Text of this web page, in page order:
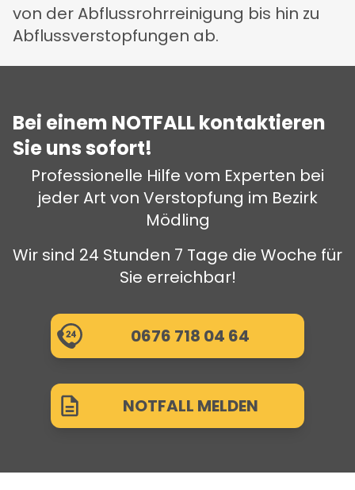
von der Abflussrohrreinigung bis hin zu
Abflussverstopfungen ab.
Bei einem NOTFALL kontaktieren
Sie uns sofort!
Professionelle Hilfe vom Experten bei
jeder Art von Verstopfung im Bezirk
Mödling
Wir sind 24 Stunden 7 Tage die Woche für
Sie erreichbar!
0676 718 04 64
NOTFALL MELDEN